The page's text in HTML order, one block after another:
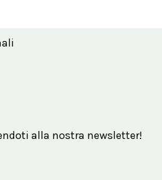
alla nostra newsletter!